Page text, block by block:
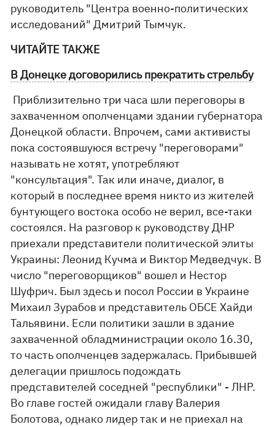
руководитель "Центра военно-политических
исследований" Дмитрий Тымчук.
ЧИТАЙТЕ ТАКЖЕ
В Донецке договорились прекратить стрельбу
Приблизительно три часа шли переговоры в
захваченном ополченцами здании губернатора
Донецкой области. Впрочем, сами активисты
пока состоявшуюся встречу "переговорами"
называть не хотят, употребляют
"консультация". Так или иначе, диалог, в
который в последнее время никто из жителей
бунтующего востока особо не верил, все-таки
состоялся. На разговор к руководству ДНР
приехали представители политической элиты
Украины: Леонид Кучма и Виктор Медведчук. В
число "переговорщиков" вошел и Нестор
Шуфрич. Был здесь и посол России в Украине
Михаил Зурабов и представитель ОБСЕ Хайди
Тальявини. Если политики зашли в здание
захваченной обладминистрации около 16.30,
то часть ополченцев задержалась. Прибывшей
делегации пришлось подождать
представителей соседней "республики" - ЛНР.
Во главе гостей ожидали главу Валерия
Болотова, однако лидер так и не приехал на